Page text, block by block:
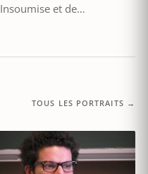
Insoumise et de…
TOUS LES PORTRAITS →